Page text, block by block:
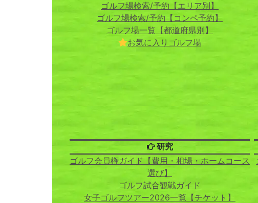
ゴルフ場検索/予約【エリア別】
ゴルフ場検索/予約【コンペ予約】
ゴルフ場一覧【都道府県別】
お気に入りゴルフ場
研究
ゴルフ会員権ガイド【費用・相場・ホームコース
選び】
ゴルフ試合観戦ガイド
女子ゴルフツアー2026一覧【チケット】